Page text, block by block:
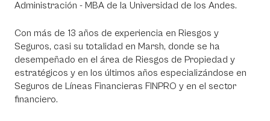
Administración - MBA de la Universidad de los Andes.
Con más de 13 años de experiencia en Riesgos y
Seguros, casi su totalidad en Marsh, donde se ha
desempeñado en el área de Riesgos de Propiedad y
estratégicos y en los últimos años especializándose en
Seguros de Líneas Financieras FINPRO y en el sector
financiero.